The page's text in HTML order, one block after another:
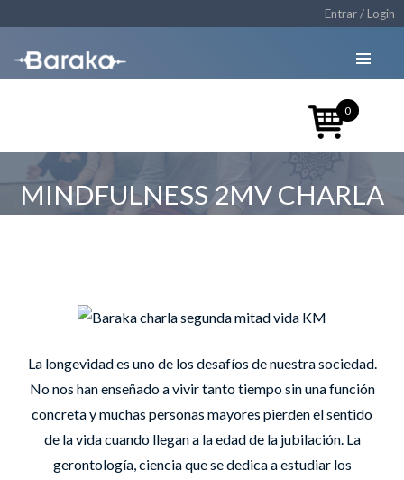
Entrar / Login
MINDFULNESS 2MV CHARLA
La longevidad es uno de los desafíos de nuestra sociedad.
No nos han enseñado a vivir tanto tiempo sin una función
concreta y muchas personas mayores pierden el sentido
de la vida cuando llegan a la edad de la jubilación. La
gerontología, ciencia que se dedica a estudiar los
0